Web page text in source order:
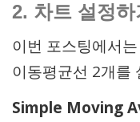
2. 차트 설정하
이번 포스팅에서
이동평균선 2개를
Simple Moving